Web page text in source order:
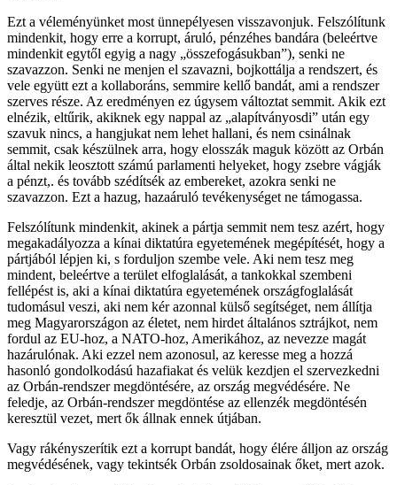
Ezt a véleményünket most ünnepélyesen visszavonjuk. Felszólítunk
mindenkit, hogy erre a korrupt, áruló, pénzéhes bandára (beleértve
mindenkit egytől egyig a nagy „összefogásukban”), senki ne
szavazzon. Senki ne menjen el szavazni, bojkottálja a rendszert, és
vele együtt ezt a kollaboráns, semmire kellő bandát, ami a rendszer
szerves része. Az eredményen ez úgysem változtat semmit. Akik ezt
elnézik, eltűrik, akiknek egy nappal az „alapítványosdi” után egy
szavuk nincs, a hangjukat nem lehet hallani, és nem csinálnak
semmit, csak készülnek arra, hogy elosszák maguk között az Orbán
által nekik leosztott számú parlamenti helyeket, hogy zsebre vágják
a pénzt,. és tovább szédítsék az embereket, azokra senki ne
szavazzon. Ezt a hazug, hazaáruló tevékenységet ne támogassa.
Felszólítunk mindenkit, akinek a pártja semmit nem tesz azért, hogy
megakadályozza a kínai diktatúra egyetemének megépítését, hogy a
pártjából lépjen ki, s forduljon szembe vele. Aki nem tesz meg
mindent, beleértve a terület elfoglalását, a tankokkal szembeni
fellépést is, aki a kínai diktatúra egyetemének országfoglalását
tudomásul veszi, aki nem kér azonnal külső segítséget, nem állítja
meg Magyarországon az életet, nem hirdet általános sztrájkot, nem
fordul az EU-hoz, a NATO-hoz, Amerikához, az nevezze magát
hazárulónak. Aki ezzel nem azonosul, az keresse meg a hozzá
hasonló gondolkodású hazafiakat és velük kezdjen el szervezkedni
az Orbán-rendszer megdöntésére, az ország megvédésére. Ne
feledje, az Orbán-rendszer megdöntése az ellenzék megdöntésén
keresztül vezet, mert ők állnak ennek útjában.
Vagy rákényszerítik ezt a korrupt bandát, hogy élére álljon az ország
megvédésének, vagy tekintsék Orbán zsoldosainak őket, mert azok.